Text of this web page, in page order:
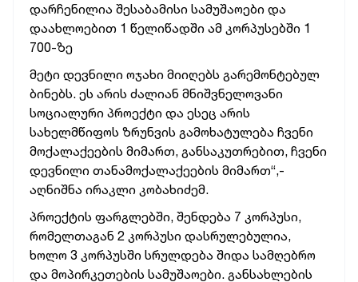
დარჩენილია შესაბამისი სამუშაოები და
დაახლოებით 1 წელიწადში ამ კორპუსებში 1
700-ზე
მეტი დევნილი ოჯახი მიიღებს გარემონტებულ
ბინებს. ეს არის ძალიან მნიშვნელოვანი
სოციალური პროექტი და ესეც არის
სახელმწიფოს ზრუნვის გამოხატულება ჩვენი
მოქალაქეების მიმართ, განსაკუთრებით, ჩვენი
დევნილი თანამოქალაქეების მიმართ“,-
აღნიშნა ირაკლი კობახიძემ.
პროექტის ფარგლებში, შენდება 7 კორპუსი,
რომელთაგან 2 კორპუსი დასრულებულია,
ხოლო 3 კორპუსში სრულდება შიდა სამღებრო
და მოპირკეთების სამუშაოები. განსახლების